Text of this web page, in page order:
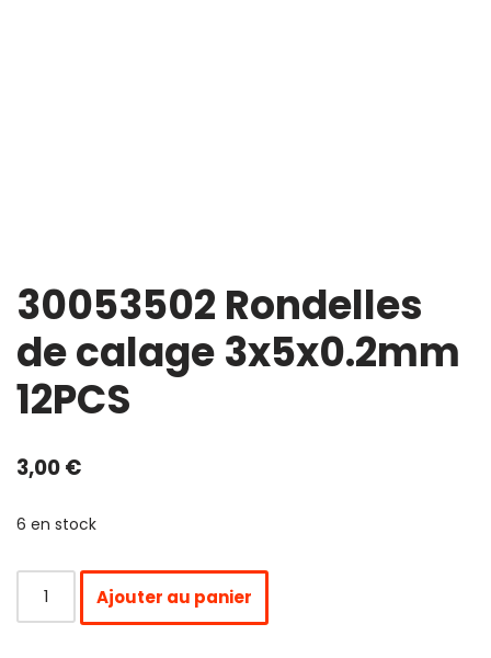
30053502 Rondelles
de calage 3x5x0.2mm
12PCS
3,00€
6 en stock
Ajouter au panier